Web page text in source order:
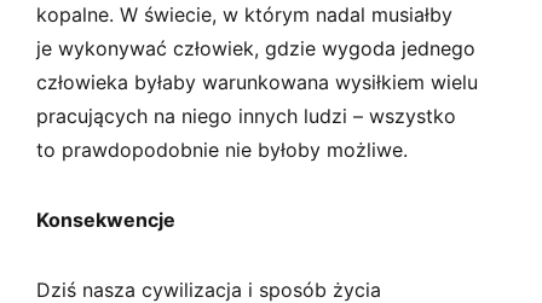
kopalne. W świecie, w którym nadal musiałby
je wykonywać człowiek, gdzie wygoda jednego
człowieka byłaby warunkowana wysiłkiem wielu
pracujących na niego innych ludzi – wszystko
to prawdopodobnie nie byłoby możliwe.
Konsekwencje
Dziś nasza cywilizacja i sposób życia